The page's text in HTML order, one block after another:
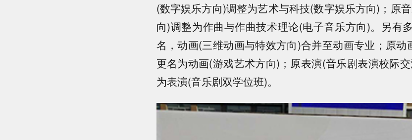
(数字娱乐方向)调整为艺术与科技(数字娱乐方向)；原
向)调整为作曲与作曲技术理论(电子音乐方向)。另有
名，动画(三维动画与特效方向)合并至动画专业；原动
更名为动画(游戏艺术方向)；原表演(音乐剧表演校际
为表演(音乐剧双学位班)。